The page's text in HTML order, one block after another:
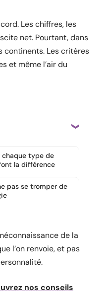
Les chiffres, les
net. Pourtant, dans
continents. Les critères
et même l’air du
chaque type de
la différence
pas se tromper de
de la
l’on renvoie, et pas
nos conseils